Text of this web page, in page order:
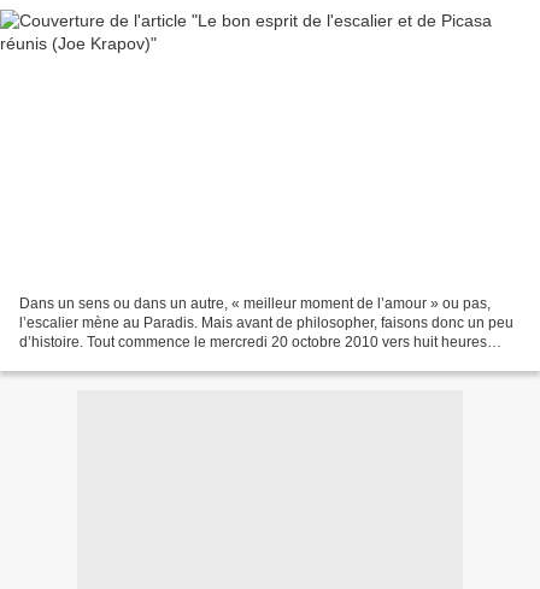
Dans un sens ou dans un autre, « meilleur moment de l’amour » ou pas,
l’escalier mène au Paradis. Mais avant de philosopher, faisons donc un peu
d’histoire. Tout commence le mercredi 20 octobre 2010 vers huit heures